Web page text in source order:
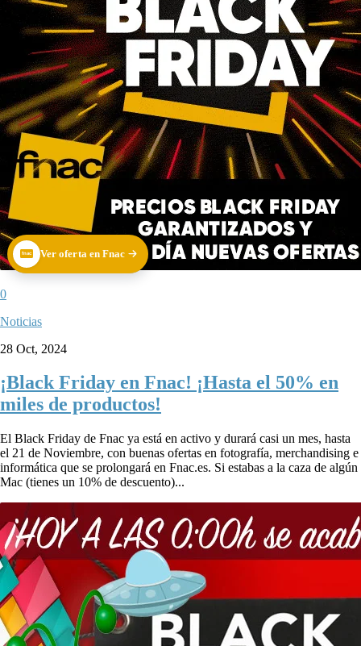
fnac Ver oferta en Fnac
0
Noticias
28 Oct, 2024
¡Black Friday en Fnac! ¡Hasta el 50% en
miles de productos!
El Black Friday de Fnac ya está en activo y durará casi un mes, hasta
el 21 de Noviembre, con buenas ofertas en fotografía, merchandising e
informática que se prolongará en Fnac.es. Si estabas a la caza de algún
Mac (tienes un 10% de descuento)...